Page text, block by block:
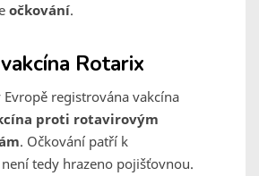
očkování.
Rotarix
Evropě registrována vakcína
proti rotavirovým
. Očkování patří k
tedy hrazeno pojišťovnou.